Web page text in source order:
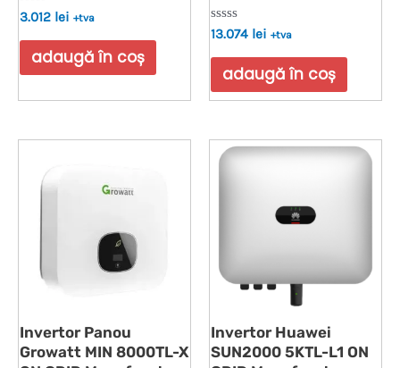
Evaluat
la
0
din
3.012 lei +tva
adaugă în coș
Evaluat
la
0
din
13.074 lei +tva
adaugă în coș
Invertor Panou
Growatt MIN 8000TL-X
Invertor Huawei
SUN2000 5KTL-L1 ON